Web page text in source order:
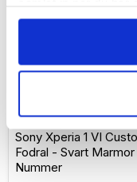
Sony Xperia 1 VI
Fodral - Svart Marmor
Nummer